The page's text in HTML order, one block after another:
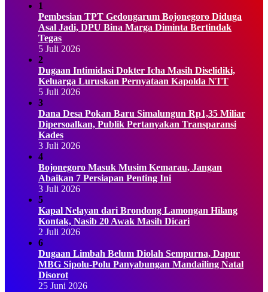
1
Pembesian TPT Gedongarum Bojonegoro Diduga
Asal Jadi, DPU Bina Marga Diminta Bertindak
Tegas
5 Juli 2026
2
Dugaan Intimidasi Dokter Icha Masih Diselidiki,
Keluarga Luruskan Pernyataan Kapolda NTT
5 Juli 2026
3
Dana Desa Pokan Baru Simalungun Rp1,35 Miliar
Dipersoalkan, Publik Pertanyakan Transparansi
Kades
3 Juli 2026
4
Bojonegoro Masuk Musim Kemarau, Jangan
Abaikan 7 Persiapan Penting Ini
3 Juli 2026
5
Kapal Nelayan dari Brondong Lamongan Hilang
Kontak, Nasib 20 Awak Masih Dicari
2 Juli 2026
6
Dugaan Limbah Belum Diolah Sempurna, Dapur
MBG Sipolu-Polu Panyabungan Mandailing Natal
Disorot
25 Juni 2026